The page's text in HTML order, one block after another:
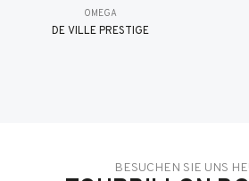
OMEGA
DE VILLE PRESTIGE
BESUCHEN SIE UNS